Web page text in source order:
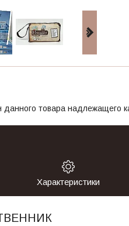
товара надлежащего
Характеристики